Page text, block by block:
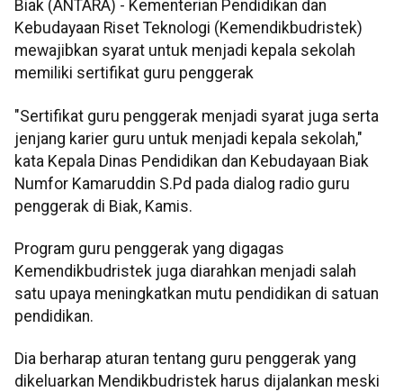
Biak (ANTARA) - Kementerian Pendidikan dan
Kebudayaan Riset Teknologi (Kemendikbudristek)
mewajibkan syarat untuk menjadi kepala sekolah
memiliki sertifikat guru penggerak
"Sertifikat guru penggerak menjadi syarat juga serta
jenjang karier guru untuk menjadi kepala sekolah,"
kata Kepala Dinas Pendidikan dan Kebudayaan Biak
Numfor Kamaruddin S.Pd pada dialog radio guru
penggerak di Biak, Kamis.
Program guru penggerak yang digagas
Kemendikbudristek juga diarahkan menjadi salah
satu upaya meningkatkan mutu pendidikan di satuan
pendidikan.
Dia berharap aturan tentang guru penggerak yang
dikeluarkan Mendikbudristek harus dijalankan meski